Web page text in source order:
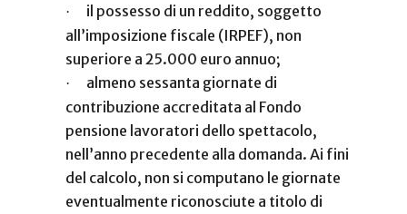
·
il possesso di un reddito, soggetto
all’imposizione fiscale (IRPEF), non
superiore a 25.000 euro annuo;
·
almeno sessanta giornate di
contribuzione accreditata al Fondo
pensione lavoratori dello spettacolo,
nell’anno precedente alla domanda. Ai fini
del calcolo, non si computano le giornate
eventualmente riconosciute a titolo di